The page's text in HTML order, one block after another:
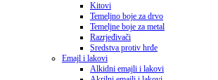
Kitovi
Temeljno boje za drvo
Temeljne boje za metal
Razrjeđivači
Sredstva protiv hrđe
Emajl i lakovi
Alkidni emajli i lakovi